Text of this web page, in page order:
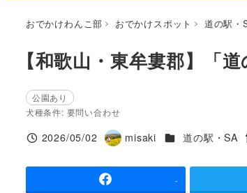
おでかけわんこ部 おでかけスポット 道の駅・
【和歌山・東牟婁郡】「道
公園あり
犬種条件: 要問い合わせ
投稿日
2026/05/02
著
misaki 施設ジャンル
道の駅・SA
-